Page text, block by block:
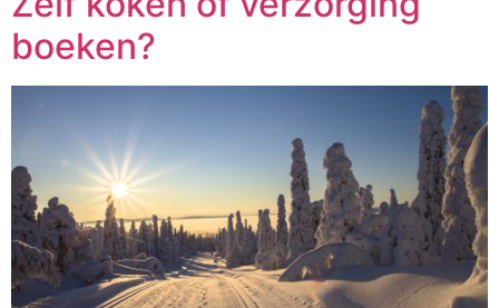
boeken?